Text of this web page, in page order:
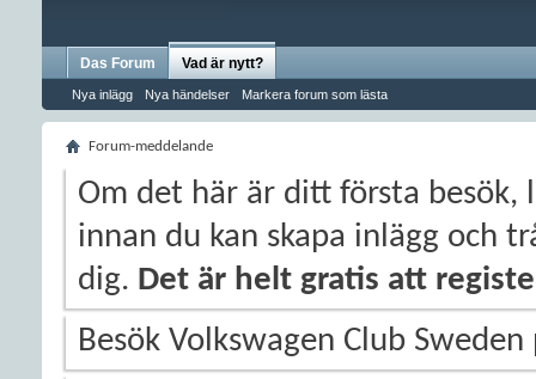
Das Forum Vad är nytt?
Nya inlägg Nya händelser Markera forum som lästa
Forum-meddelande
Om det här är ditt första besök,
innan du kan skapa inlägg och
dig. Det är helt gratis att
Besök Volkswagen Club